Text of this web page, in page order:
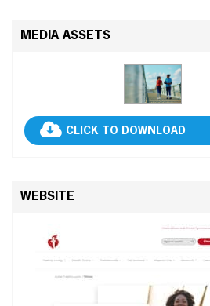
MEDIA ASSETS
CLICK TO DOWNLOAD
WEBSITE